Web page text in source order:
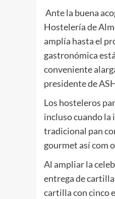
Ante la buena
Hostelería de
amplía hasta el
gastronómica
conveniente
presidente de
Los hosteleros
incluso cuando la
tradicional pan
gourmet así com
Al ampliar la
entrega de
cartilla con cinco